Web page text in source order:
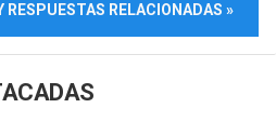
RESPUESTAS RELACIONADAS »